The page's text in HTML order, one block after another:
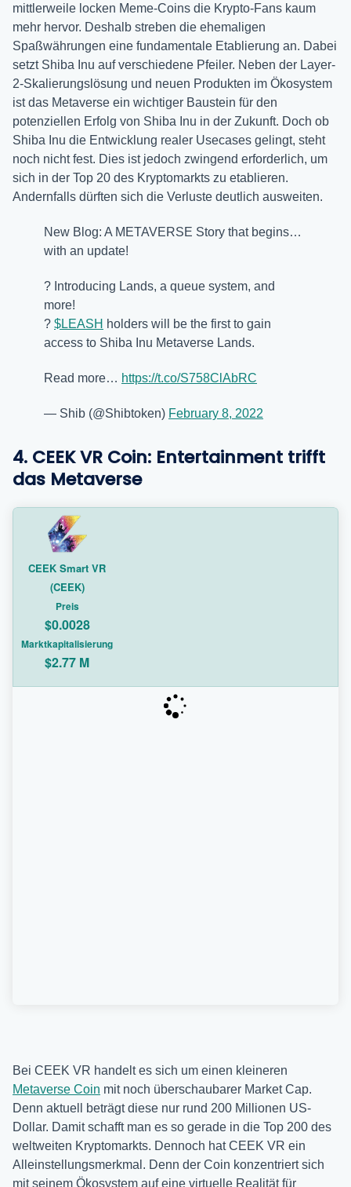
mittlerweile locken Meme-Coins die Krypto-Fans kaum
mehr hervor. Deshalb streben die ehemaligen
Spaßwährungen eine fundamentale Etablierung an. Dabei
setzt Shiba Inu auf verschiedene Pfeiler. Neben der Layer-
2-Skalierungslösung und neuen Produkten im Ökosystem
ist das Metaverse ein wichtiger Baustein für den
potenziellen Erfolg von Shiba Inu in der Zukunft. Doch ob
Shiba Inu die Entwicklung realer Usecases gelingt, steht
noch nicht fest. Dies ist jedoch zwingend erforderlich, um
sich in der Top 20 des Kryptomarkts zu etablieren.
Andernfalls dürften sich die Verluste deutlich ausweiten.
New Blog: A METAVERSE Story that begins…
with an update!
? Introducing Lands, a queue system, and
more!
? $LEASH holders will be the first to gain
access to Shiba Inu Metaverse Lands.
Read more… https://t.co/S758ClAbRC
— Shib (@Shibtoken) February 8, 2022
4. CEEK VR Coin: Entertainment trifft
das Metaverse
CEEK Smart VR
(CEEK)
Preis
$0.0028
Marktkapitalisierung
$2.77 M
Bei CEEK VR handelt es sich um einen kleineren
Metaverse Coin mit noch überschaubarer Market Cap.
Denn aktuell beträgt diese nur rund 200 Millionen US-
Dollar. Damit schafft man es so gerade in die Top 200 des
weltweiten Kryptomarkts. Dennoch hat CEEK VR ein
Alleinstellungsmerkmal. Denn der Coin konzentriert sich
mit seinem Ökosystem auf eine virtuelle Realität für